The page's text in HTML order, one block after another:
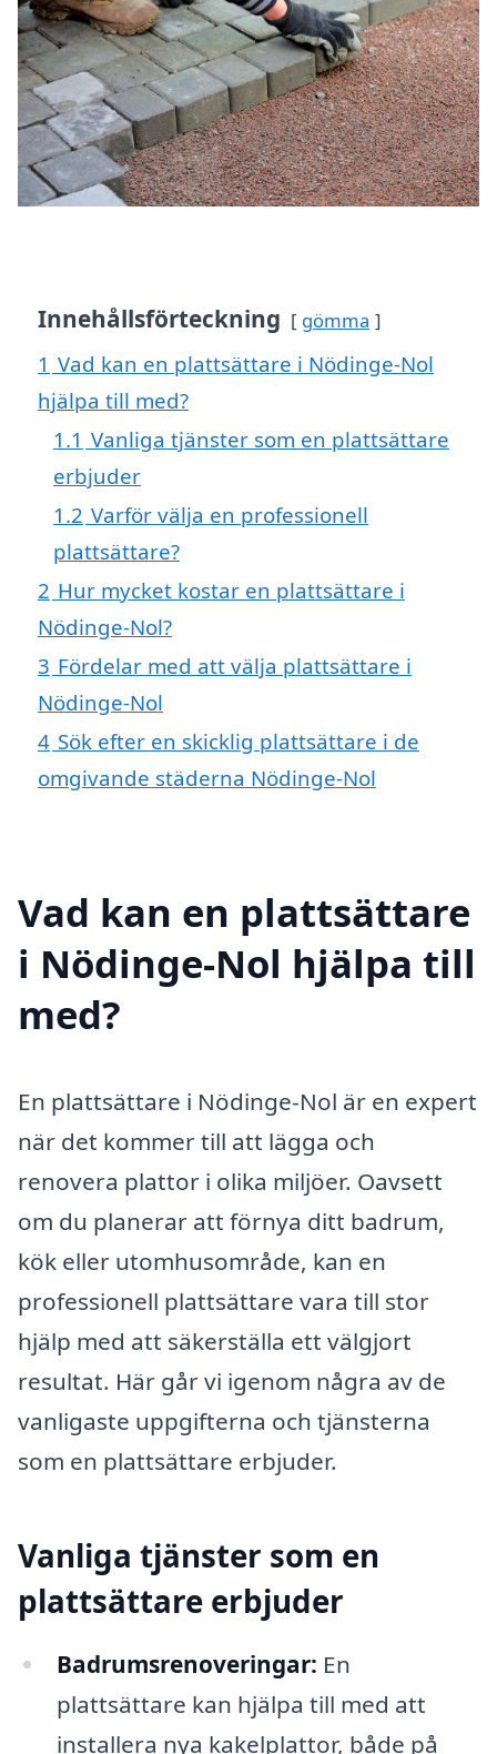
Innehållsförteckning gömma
1 Vad kan en plattsättare i Nödinge-Nol
hjälpa till med?
1.1 Vanliga tjänster som en plattsättare
erbjuder
1.2 Varför välja en professionell
plattsättare?
2 Hur mycket kostar en plattsättare i
Nödinge-Nol?
3 Fördelar med att välja plattsättare i
Nödinge-Nol
4 Sök efter en skicklig plattsättare i de
omgivande städerna Nödinge-Nol
Vad kan en plattsättare
i Nödinge-Nol hjälpa till
med?
En plattsättare i Nödinge-Nol är en expert
när det kommer till att lägga och
renovera plattor i olika miljöer. Oavsett
om du planerar att förnya ditt badrum,
kök eller utomhusområde, kan en
professionell plattsättare vara till stor
hjälp med att säkerställa ett välgjort
resultat. Här går vi igenom några av de
vanligaste uppgifterna och tjänsterna
som en plattsättare erbjuder.
Vanliga tjänster som en
plattsättare erbjuder
Badrumsrenoveringar: En
plattsättare kan hjälpa till med att
installera nya kakelplattor, både på